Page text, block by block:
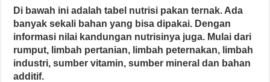
Di bawah ini adalah tabel nutrisi pakan ternak. Ada
banyak sekali bahan yang bisa dipakai. Dengan
informasi nilai kandungan nutrisinya juga. Mulai dari
rumput, limbah pertanian, limbah peternakan, limbah
industri, sumber vitamin, sumber mineral dan bahan
additif.